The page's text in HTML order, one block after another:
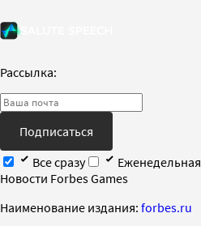
Рассылка:
Подписаться
Все сразу
Еженедельная
Новости Forbes Games
Наименование издания: forbes.ru